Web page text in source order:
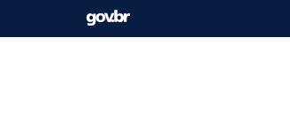
Skip to main content